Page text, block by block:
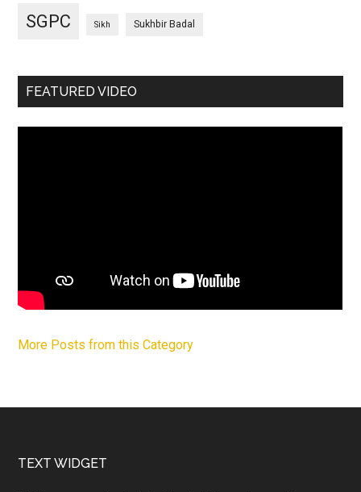
SGPC Sikh Sukhbir Badal
FEATURED VIDEO
More Posts from this Category
Footer
TEXT WIDGET